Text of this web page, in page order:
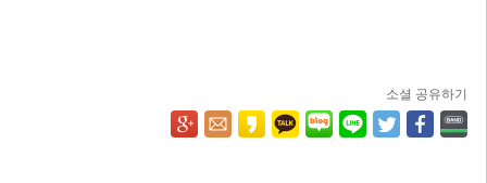
소셜 공유하기